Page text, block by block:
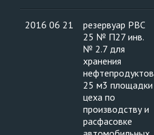
2016 06 21
резервуар РВС
25 № П27 инв.
№ 2.7 для
хранения
нефтепродуктов
25 м3 площадки
цеха по
производству и
расфасовке